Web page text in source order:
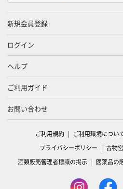
新規会員登録
ログイン
ヘルプ
ご利用ガイド
お問い合わせ
ご利用規約 ご利用環境につい
プライバシーポリシー
古物
酒類販売管理者標識の掲示
医薬品の